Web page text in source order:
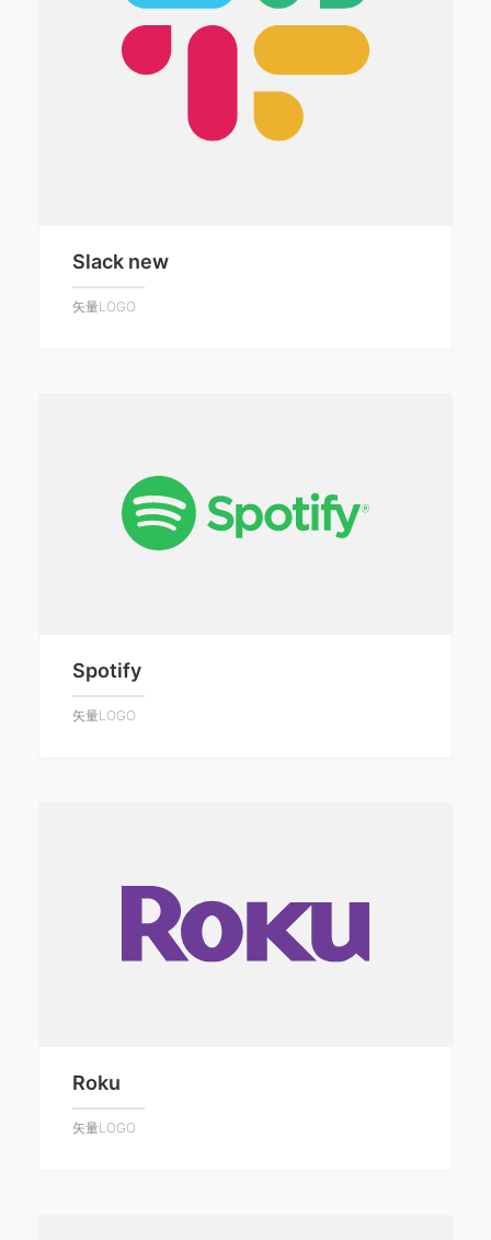
Slack new
矢量LOGO
Spotify
矢量LOGO
Roku
矢量LOGO